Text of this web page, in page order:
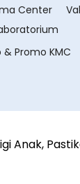
Center
& Promo KMC